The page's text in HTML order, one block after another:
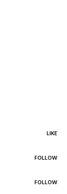
LIKE
FOLLOW
FOLLOW